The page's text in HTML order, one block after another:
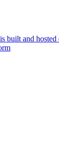
built and